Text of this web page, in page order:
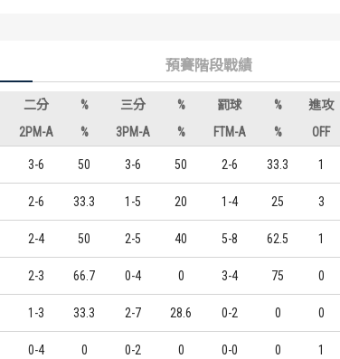
預賽階段戰績
二分 % 三分 % 罰球 % 進攻
2PM-A % 3PM-A % FTM-A % OFF
3-6 50 3-6 50 2-6 33.3 1
2-6 33.3 1-5 20 1-4 25 3
2-4 50 2-5 40 5-8 62.5 1
2-3 66.7 0-4 0 3-4 75 0
1-3 33.3 2-7 28.6 0-2 0 0
0-4 0 0-2 0 0-0 0 1